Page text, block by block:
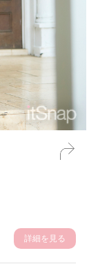
詳細を見る